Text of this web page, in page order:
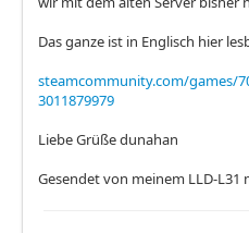
Das ganze ist in Englisch hier
steamcommunity.com/games/
3011879979
Liebe Grüße dunahan
Gesendet von meinem LLD-L31